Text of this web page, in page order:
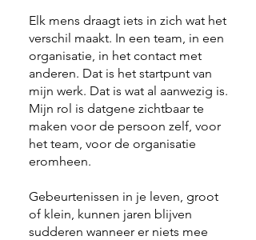
Elk mens draagt iets in zich wat het
verschil maakt. In een team, in een
organisatie, in het contact met
anderen. Dat is het startpunt van
mijn werk. Dat is wat al aanwezig is.
Mijn rol is datgene zichtbaar te
maken voor de persoon zelf, voor
het team, voor de organisatie
eromheen.
Gebeurtenissen in je leven, groot
of klein, kunnen jaren blijven
sudderen wanneer er niets mee